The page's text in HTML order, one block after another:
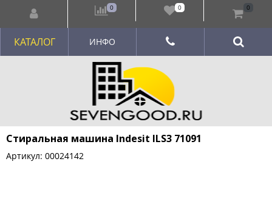
КАТАЛОГ ИНФО
Стиральная машина Indesit ILS3 71091
Артикул: 00024142
0 0 0